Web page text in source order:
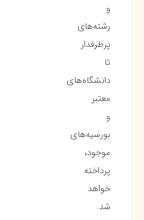
و
رشته‌های
پرطرفدار
تا
دانشگاه‌های
معتبر
و
بورسیه‌های
موجود،
پرداخته
خواهد
شد.